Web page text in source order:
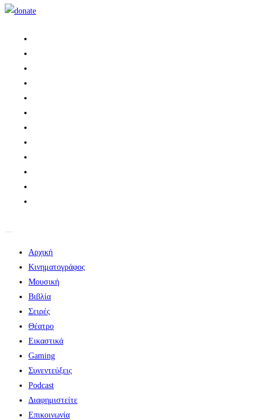
Αρχική
Κινηματογράφος
Μουσική
Βιβλία
Σειρές
Θέατρο
Εικαστικά
Gaming
Συνεντεύξεις
Podcast
Διαφημιστείτε
Επικοινωνία